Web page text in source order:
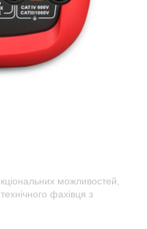
можливостей,
фахівця з